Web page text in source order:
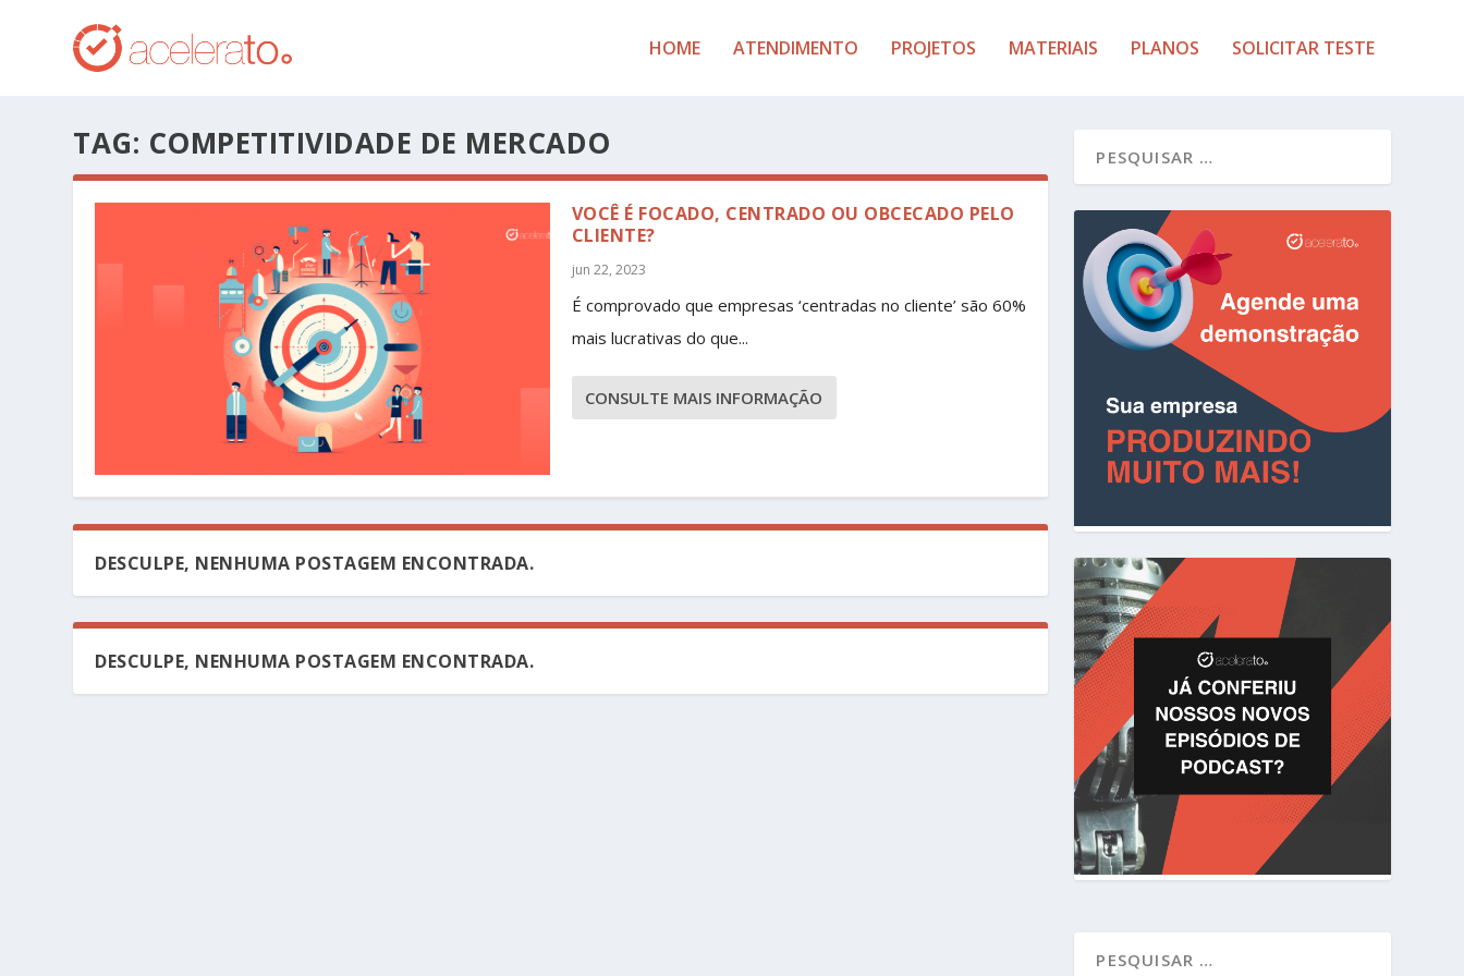
HOME ATENDIMENTO PROJETOS MATERIAIS PLANOS SOLICITAR TESTE
TAG: COMPETITIVIDADE DE MERCADO
VOCÊ É FOCADO, CENTRADO OU OBCECADO PELO
CLIENTE?
jun 22, 2023
É comprovado que empresas ‘centradas no cliente’ são 60%
mais lucrativas do que...
CONSULTE MAIS INFORMAÇÃO
DESCULPE, NENHUMA POSTAGEM ENCONTRADA.
DESCULPE, NENHUMA POSTAGEM ENCONTRADA.